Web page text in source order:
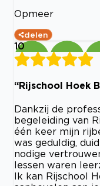
Opmeer
delen
10
“Rijschool Hoek
Dankzij de
begeleiding van
één keer mijn
was geduldig,
nodige
lessen waren
Ik kan Rijschool